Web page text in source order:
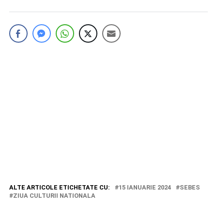
ALTE ARTICOLE ETICHETATE CU: 15 IANUARIE 2024
SEBES
ZIUA CULTURII NATIONALA